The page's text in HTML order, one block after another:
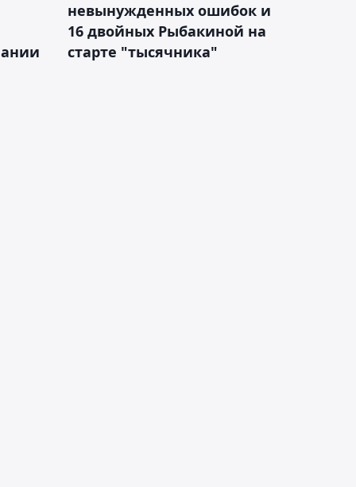
невынужденных ошибок и
16 двойных Рыбакиной на
старте "тысячника"